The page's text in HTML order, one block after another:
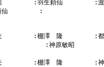
:羽生頼仙        :渡
:
:棚澤　隆        :都
:神原敏昭
:棚澤　隆        :神